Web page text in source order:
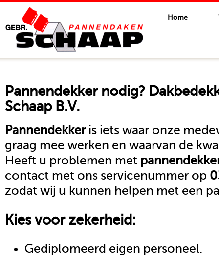
Home
Pannendekkernodig?
Schaap B.V.
Pannendekkeris iets waar onze
graag mee werken en waarvan de
Heeft u problemen met
contact met ons servicenummer op
zodat wij u kunnen helpen met een
Kies voor zekerheid:
Gediplomeerd eigen personeel.